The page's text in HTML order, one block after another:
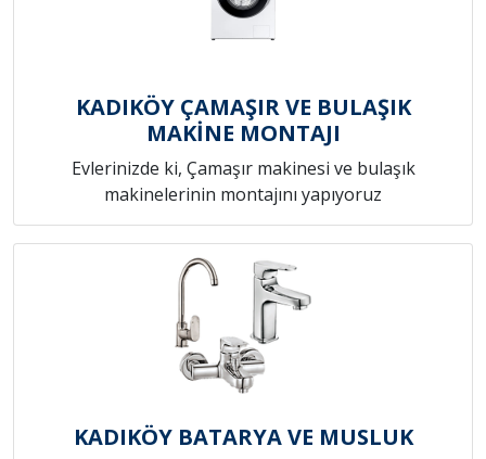
KADIKÖY ÇAMAŞIR VE BULAŞIK
MAKİNE MONTAJI
Evlerinizde ki, Çamaşır makinesi ve bulaşık
makinelerinin montajını yapıyoruz
KADIKÖY BATARYA VE MUSLUK